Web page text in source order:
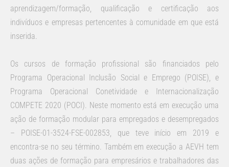
aprendizagem/formação, qualificação e certificação aos
indivíduos e empresas pertencentes à comunidade em que está
inserida.
Os cursos de formação profissional são financiados pelo
Programa Operacional Inclusão Social e Emprego (POISE), e
Programa Operacional Conetividade e Internacionalização
COMPETE 2020 (POCI). Neste momento está em execução uma
ação de formação modular para empregados e desempregados
– POISE-01-3524-FSE-002853, que teve início em 2019 e
encontra-se no seu término. Também em execução a AEVH tem
duas ações de formação para empresários e trabalhadores das